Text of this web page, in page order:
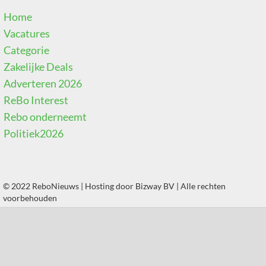
Home
Vacatures
Categorie
Zakelijke Deals
Adverteren 2026
ReBo Interest
Rebo onderneemt
Politiek2026
© 2022 ReboNieuws | Hosting door Bizway BV | Alle rechten
voorbehouden